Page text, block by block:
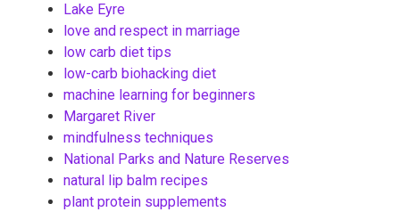
Lake Eyre
love and respect in marriage
low carb diet tips
low-carb biohacking diet
machine learning for beginners
Margaret River
mindfulness techniques
National Parks and Nature Reserves
natural lip balm recipes
plant protein supplements